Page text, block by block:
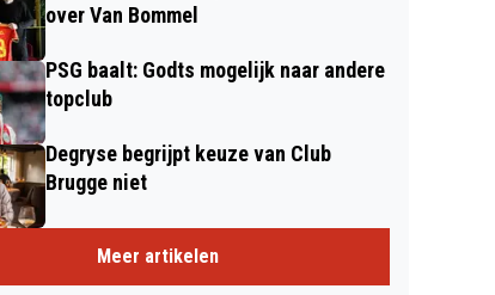
over Van Bommel
PSG baalt: Godts mogelijk naar andere
topclub
Degryse begrijpt keuze van Club
Brugge niet
Meer artikelen